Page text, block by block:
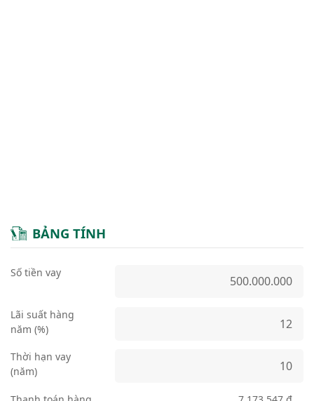
BẢNG TÍNH
Số tiền vay
Lãi suất hàng
năm (%)
Thời hạn vay
(năm)